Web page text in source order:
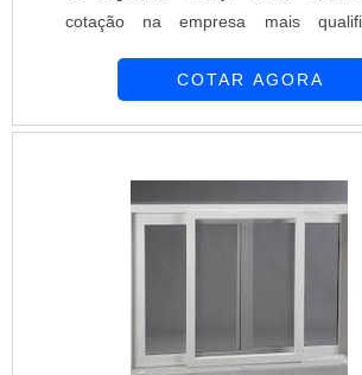
cotação na empresa mais
organização mais competente
durabilidade dos materiais, além
prejuízos com substituições
produtos que não cumprem com
gastos desnecessários.UM
SOBRE O ARAME
COTAR AGORA